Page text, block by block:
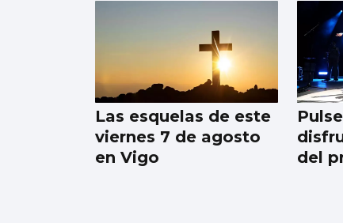
Las esquelas de este
viernes 7 de agosto
en Vigo
del